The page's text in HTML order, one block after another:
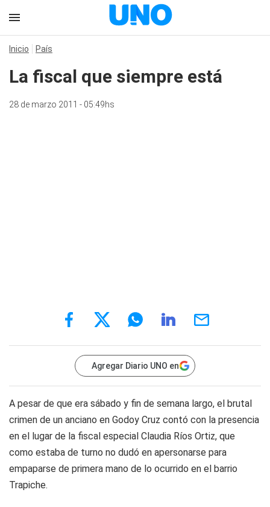
Inicio País
La fiscal que siempre está
28 de marzo 2011 - 05:49hs
Agregar Diario UNO en
A pesar de que era sábado y fin de semana largo, el brutal
crimen de un anciano en Godoy Cruz contó con la presencia
en el lugar de la fiscal especial Claudia Ríos Ortiz, que
como estaba de turno no dudó en apersonarse para
empaparse de primera mano de lo ocurrido en el barrio
Trapiche.